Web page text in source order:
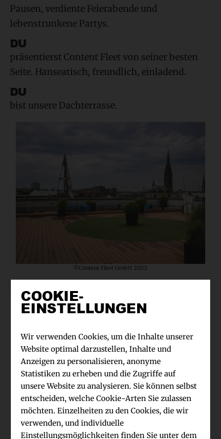
Pausen, verdiente Feierabende und
lebenstrunkene Partys.
DU
präsentierst Content Fleet von seiner besten
Seite. Hanseatisch, freundlich, einladend.
DU
bist unsere Dachterrasse.
©Content Fleet GmbH 2022
Über unseren Autoren:
©Content Fleet GmbH 2022
COOKIE-
EINSTELLUNGEN
Wir verwenden Cookies, um die Inhalte unserer
Website optimal darzustellen, Inhalte und
Anzeigen zu personalisieren, anonyme
Statistiken zu erheben und die Zugriffe auf
unsere Website zu analysieren. Sie können selbst
entscheiden, welche Cookie-Arten Sie zulassen
möchten. Einzelheiten zu den Cookies, die wir
verwenden, und individuelle
Einstellungsmöglichkeiten finden Sie unter dem